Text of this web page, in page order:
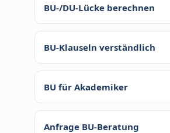
BU-/DU-Lücke berechnen
BU-Klauseln verständlich
BU für Akademiker
Anfrage BU-Beratung